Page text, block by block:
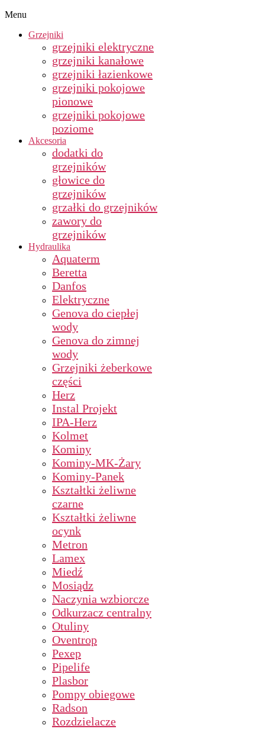
Menu
Grzejniki
grzejniki elektryczne
grzejniki kanałowe
grzejniki łazienkowe
grzejniki pokojowe
pionowe
grzejniki pokojowe
poziome
Akcesoria
dodatki do
grzejników
głowice do
grzejników
grzałki do grzejników
zawory do
grzejników
Hydraulika
Aquaterm
Beretta
Danfos
Elektryczne
Genova do ciepłej
wody
Genova do zimnej
wody
Grzejniki żeberkowe
części
Herz
Instal Projekt
IPA-Herz
Kolmet
Kominy
Kominy-MK-Żary
Kominy-Panek
Kształtki żeliwne
czarne
Kształtki żeliwne
ocynk
Metron
Lamex
Miedź
Mosiądz
Naczynia wzbiorcze
Odkurzacz centralny
Otuliny
Oventrop
Pexep
Pipelife
Plasbor
Pompy obiegowe
Radson
Rozdzielacze